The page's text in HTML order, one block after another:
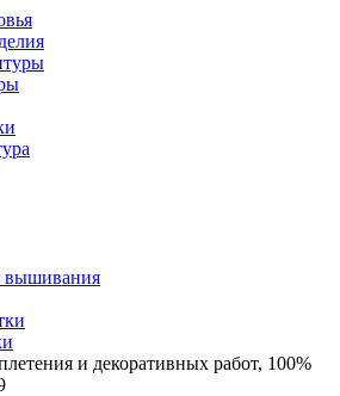
вышивания
и декоративных работ, 100%